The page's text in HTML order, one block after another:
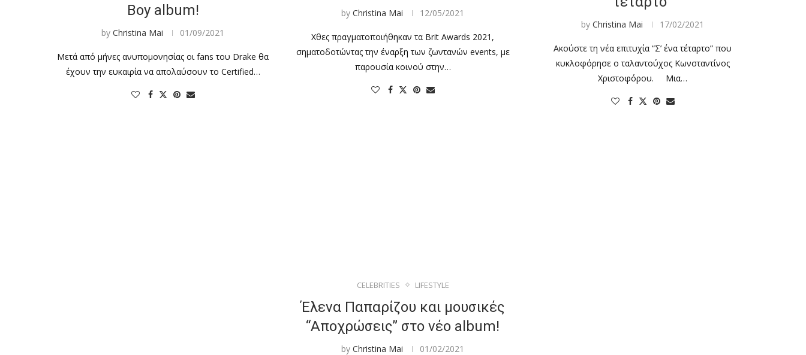
Boy album!
byChristina Mai 01/09/2021
Μετά από μήνες ανυπομονησίας οι fans του Drake θα
έχουν την ευκαιρία να απολαύσουν το Certified…
byChristina Mai 12/05/2021
Χθες πραγματοποιήθηκαν τα Brit Awards 2021,
σηματοδοτώντας την έναρξη των ζωντανών events, με
παρουσία κοινού στην…
byChristina Mai 17/02/2021
Ακούστε τη νέα επιτυχία “Σ’ ένα τέταρτο” που
κυκλοφόρησε ο ταλαντούχος Κωνσταντίνος
Χριστοφόρου. Μια…
CELEBRITIES LIFESTYLE
Έλενα Παπαρίζου και μουσικές
“Αποχρώσεις” στο νέο album!
byChristina Mai 01/02/2021